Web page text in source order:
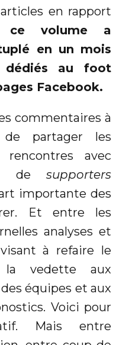
en rapport
ce volume a
en un mois
dédiés au foot
Facebook.
commentaires à
partager les
rencontres avec
de supporters
importante des
Et entre les
analyses et
à refaire le
la vedette aux
équipes et aux
Voici pour
Mais entre